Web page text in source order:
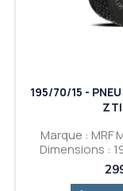
195/70/15 -
Marque : MRF
Dimensions :
Rallye Glace